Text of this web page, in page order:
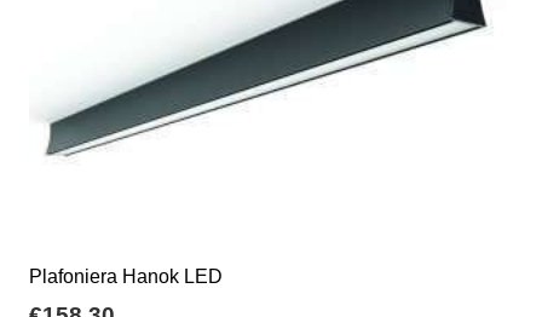
Plafoniera Hanok LED